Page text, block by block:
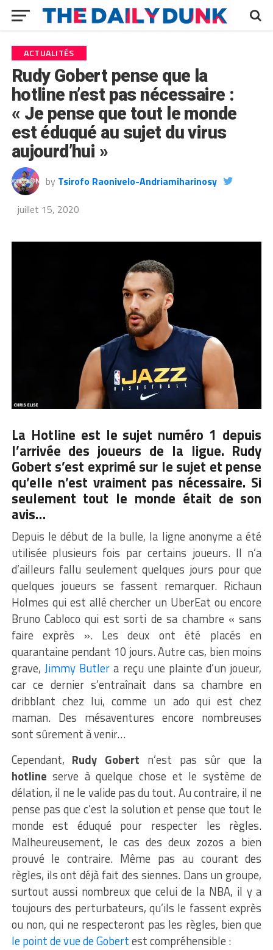
ACTUALITÉS
Rudy Gobert pense que la
hotline n’est pas nécessaire :
« Je pense que tout le monde
est éduqué au sujet du virus
aujourd’hui »
by Tsirofo Raonivelo-Andriamiharinosy
juillet 15, 2020
La Hotline est le sujet numéro 1 depuis
l’arrivée des joueurs de la ligue. Rudy
Gobert s’est exprimé sur le sujet et pense
qu’elle n’est vraiment pas nécessaire. Si
seulement tout le monde était de son
avis…
Depuis le début de la bulle, la ligne anonyme a été
utilisée plusieurs fois par certains joueurs. Il n’a
d’ailleurs fallu seulement quelques jours pour que
quelques joueurs se fassent remarquer. Richaun
Holmes qui est allé chercher un UberEat ou encore
Bruno Cabloco qui est sorti de sa chambre « sans
faire exprès ». Les deux ont été placés en
quarantaine pendant 10 jours. Autre cas, bien moins
grave, Jimmy Butler a reçu une plainte d’un joueur,
car ce dernier s’entraînait dans sa chambre en
dribblant chez lui, comme un ado qui est chez
maman. Des mésaventures encore nombreuses
sont sûrement à venir…
Cependant, Rudy Gobert n’est pas sûr que la
hotline serve à quelque chose et le système de
délation, il ne le valide pas du tout. Au contraire, il ne
pense pas que c’est la solution et pense que tout le
monde est éduqué pour respecter les règles.
Malheureusement, le cas des deux zozos a bien
prouvé le contraire. Même pas au courant des
règles, ils ont déjà fait des siennes. Dans un groupe,
surtout aussi nombreux que celui de la NBA, il y a
toujours des perturbateurs, qu’ils le fassent exprès
ou non, qui ne respecteront pas les règles, bien que
le point de vue de Gobertest compréhensible :